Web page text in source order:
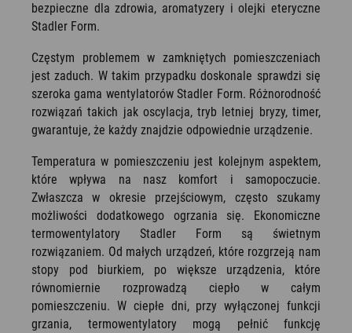
bezpieczne dla zdrowia, aromatyzery i olejki eteryczne
Stadler Form.
Częstym problemem w zamkniętych pomieszczeniach
jest zaduch. W takim przypadku doskonale sprawdzi się
szeroka gama wentylatorów Stadler Form. Różnorodność
rozwiązań takich jak oscylacja, tryb letniej bryzy, timer,
gwarantuje, że każdy znajdzie odpowiednie urządzenie.
Temperatura w pomieszczeniu jest kolejnym aspektem,
które wpływa na nasz komfort i samopoczucie.
Zwłaszcza w okresie przejściowym, często szukamy
możliwości dodatkowego ogrzania się. Ekonomiczne
termowentylatory Stadler Form są świetnym
rozwiązaniem. Od małych urządzeń, które rozgrzeją nam
stopy pod biurkiem, po większe urządzenia, które
równomiernie rozprowadzą ciepło w całym
pomieszczeniu. W ciepłe dni, przy wyłączonej funkcji
grzania, termowentylatory mogą pełnić funkcję